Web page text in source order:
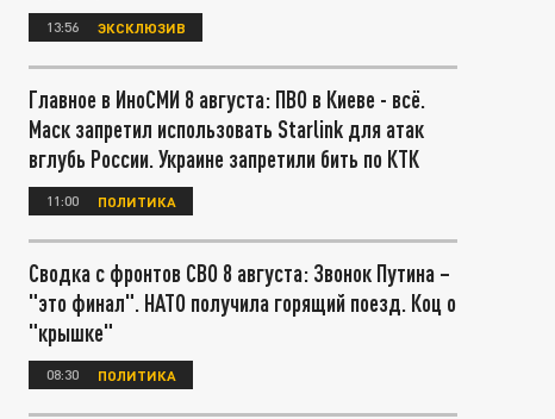
13:56 ЭКСКЛЮЗИВ
Главное в ИноСМИ 8 августа: ПВО в Киеве - всё.
Маск запретил использовать Starlink для атак
вглубь России. Украине запретили бить по КТК
11:00 ПОЛИТИКА
Сводка с фронтов СВО 8 августа: Звонок Путина –
"это финал". НАТО получила горящий поезд. Коц о
"крышке"
08:30 ПОЛИТИКА